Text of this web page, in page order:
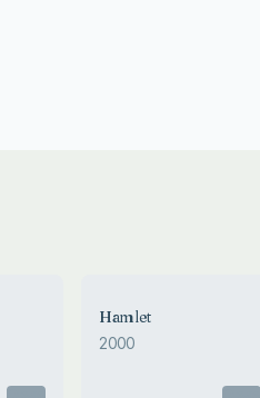
Hamlet
2000